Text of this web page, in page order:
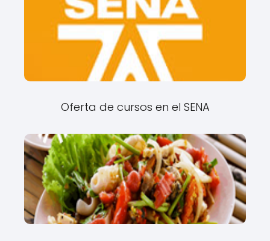
Oferta de cursos en el SENA